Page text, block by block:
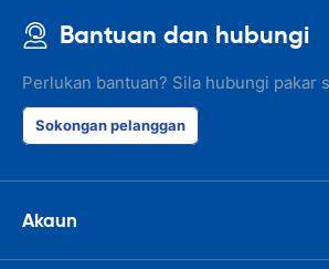
Bantuan dan hubungi
Perlukan bantuan? Sila hubungi pakar
Sokongan pelanggan
Akaun